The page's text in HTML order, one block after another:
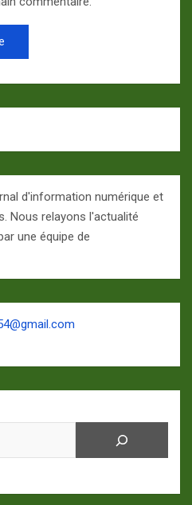
d'information numérique et
Nous relayons l'actualité
une équipe de